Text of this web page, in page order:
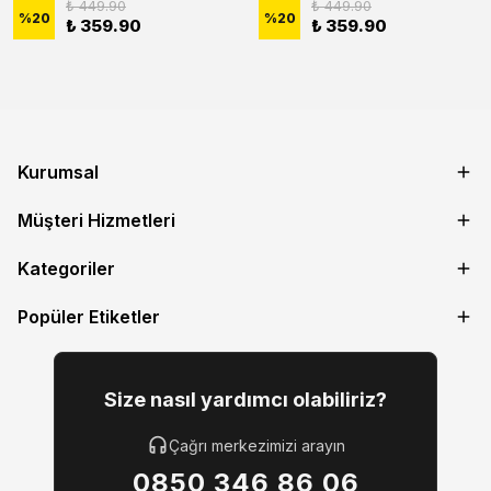
%20
₺ 449.90
₺ 359.90 %20
₺ 449.90
₺ 359.90
Kurumsal
Müşteri Hizmetleri
Kategoriler
Popüler Etiketler
Size nasıl yardımcı olabiliriz?
Çağrı merkezimizi arayın
0850 346 86 06